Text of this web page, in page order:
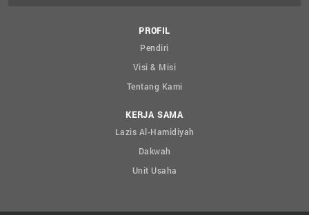
PROFIL
Pendiri
Visi & Misi
Tentang Kami
KERJA SAMA
Lazis Al-Hamidiyah
Dakwah
Unit Usaha